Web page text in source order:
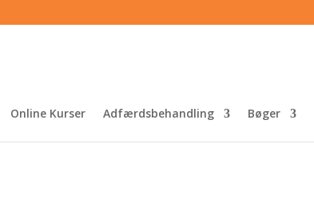
Online Kurser Adfærdsbehandling Bøger